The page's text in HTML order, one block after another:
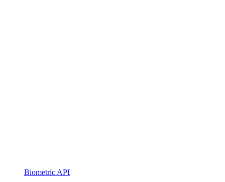
Biometric API